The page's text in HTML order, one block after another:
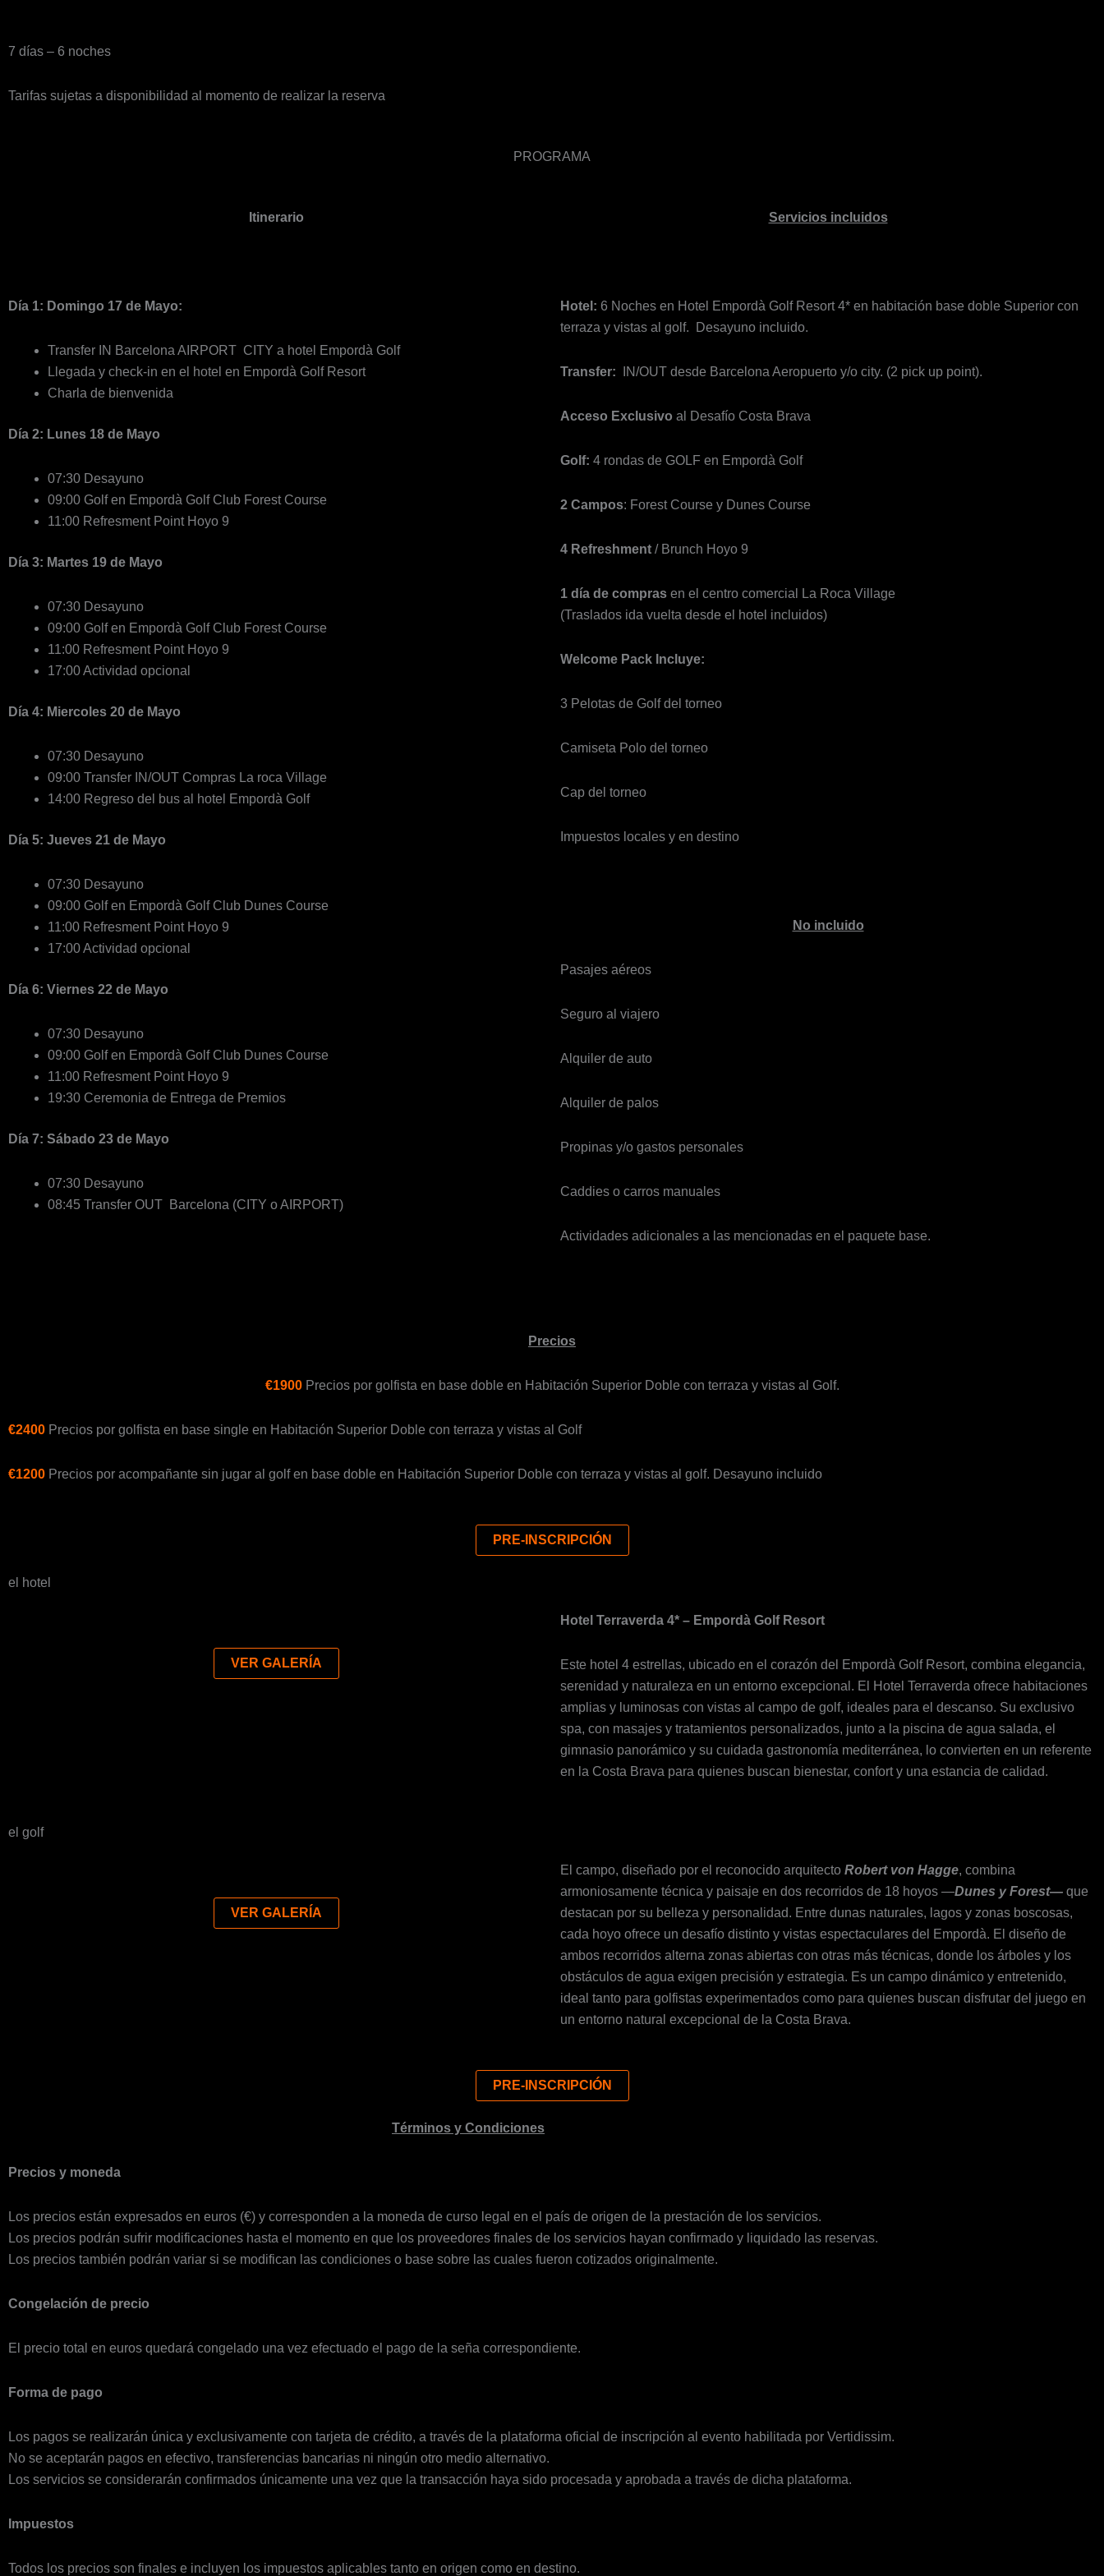
7 días – 6 noches
Tarifas sujetas a disponibilidad al momento de realizar la reserva
PROGRAMA
Itinerario
Día 1: Domingo 17 de Mayo:
Transfer IN Barcelona AIRPORT CITY a hotel Empordà Golf
Llegada y check-in en el hotel en Empordà Golf Resort
Charla de bienvenida
Día 2: Lunes 18 de Mayo
07:30 Desayuno
09:00 Golf en Empordà Golf Club Forest Course
11:00 Refresment Point Hoyo 9
Día 3: Martes 19 de Mayo
07:30 Desayuno
09:00 Golf en Empordà Golf Club Forest Course
11:00 Refresment Point Hoyo 9
17:00 Actividad opcional
Día 4: Miercoles 20 de Mayo
07:30 Desayuno
09:00 Transfer IN/OUT Compras La roca Village
14:00 Regreso del bus al hotel Empordà Golf
Día 5: Jueves 21 de Mayo
07:30 Desayuno
09:00 Golf en Empordà Golf Club Dunes Course
11:00 Refresment Point Hoyo 9
17:00 Actividad opcional
Día 6: Viernes 22 de Mayo
07:30 Desayuno
09:00 Golf en Empordà Golf Club Dunes Course
11:00 Refresment Point Hoyo 9
19:30 Ceremonia de Entrega de Premios
Día 7: Sábado 23 de Mayo
07:30 Desayuno
08:45 Transfer OUT Barcelona (CITY o AIRPORT)
Servicios incluidos
Hotel: 6 Noches en Hotel Empordà Golf Resort 4* en habitación base doble Superior con
terraza y vistas al golf.
Desayuno incluido.
Transfer: IN/OUT desde Barcelona Aeropuerto y/o city. (2 pick up point).
Acceso Exclusivo al Desafío Costa Brava
Golf: 4 rondas de GOLF en Empordà Golf
2 Campos: Forest Course y Dunes Course
4 Refreshment / Brunch Hoyo 9
1 día de compras en el centro comercial La Roca Village
(Traslados ida vuelta desde el hotel incluidos)
Welcome Pack Incluye:
3 Pelotas de Golf del torneo
Camiseta Polo del torneo
Cap del torneo
Impuestos locales y en destino
No incluido
Pasajes aéreos
Seguro al viajero
Alquiler de auto
Alquiler de palos
Propinas y/o gastos personales
Caddies o carros manuales
Actividades adicionales a las mencionadas en el paquete base.
Precios
€1900 Precios por golfista en base doble en Habitación Superior Doble con terraza y vistas al Golf.
€2400 Precios por golfista en base single en Habitación Superior Doble con terraza y vistas al Golf
€1200 Precios por acompañante sin jugar al golf en base doble en Habitación Superior Doble con terraza y vistas al golf. Desayuno incluido
PRE-INSCRIPCIÓN
el hotel
VER GALERÍA
Hotel Terraverda 4* – Empordà Golf Resort
Este hotel 4 estrellas, ubicado en el corazón del Empordà Golf Resort, combina elegancia,
serenidad y naturaleza en un entorno excepcional. El Hotel Terraverda ofrece habitaciones
amplias y luminosas con vistas al campo de golf, ideales para el descanso. Su exclusivo
spa, con masajes y tratamientos personalizados, junto a la piscina de agua salada, el
gimnasio panorámico y su cuidada gastronomía mediterránea, lo convierten en un referente
en la Costa Brava para quienes buscan bienestar, confort y una estancia de calidad.
el golf
VER GALERÍA
El campo, diseñado por el reconocido arquitecto Robert von Hagge, combina
armoniosamente técnica y paisaje en dos recorridos de 18 hoyos —Dunes y Forest— que
destacan por su belleza y personalidad. Entre dunas naturales, lagos y zonas boscosas,
cada hoyo ofrece un desafío distinto y vistas espectaculares del Empordà. El diseño de
ambos recorridos alterna zonas abiertas con otras más técnicas, donde los árboles y los
obstáculos de agua exigen precisión y estrategia. Es un campo dinámico y entretenido,
ideal tanto para golfistas experimentados como para quienes buscan disfrutar del juego en
un entorno natural excepcional de la Costa Brava.
PRE-INSCRIPCIÓN
Términos y Condiciones
Precios y moneda
Los precios están expresados en euros (€) y corresponden a la moneda de curso legal en el país de origen de la prestación de los servicios.
Los precios podrán sufrir modificaciones hasta el momento en que los proveedores finales de los servicios hayan confirmado y liquidado las reservas.
Los precios también podrán variar si se modifican las condiciones o base sobre las cuales fueron cotizados originalmente.
Congelación de precio
El precio total en euros quedará congelado una vez efectuado el pago de la seña correspondiente.
Forma de pago
Los pagos se realizarán única y exclusivamente con tarjeta de crédito, a través de la plataforma oficial de inscripción al evento habilitada por Vertidissim.
No se aceptarán pagos en efectivo, transferencias bancarias ni ningún otro medio alternativo.
Los servicios se considerarán confirmados únicamente una vez que la transacción haya sido procesada y aprobada a través de dicha plataforma.
Impuestos
Todos los precios son finales e incluyen los impuestos aplicables tanto en origen como en destino.